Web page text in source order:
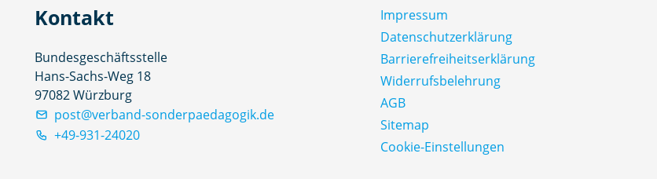
Kontakt
Bundesgeschäftsstelle
Hans-Sachs-Weg 18
97082 Würzburg
post@verband-sonderpaedagogik.de
+49-931-24020
Impressum
Datenschutz­erklärung
Barrierefreiheitserklärung
Widerrufsbelehrung
AGB
Sitemap
Cookie-Einstellungen